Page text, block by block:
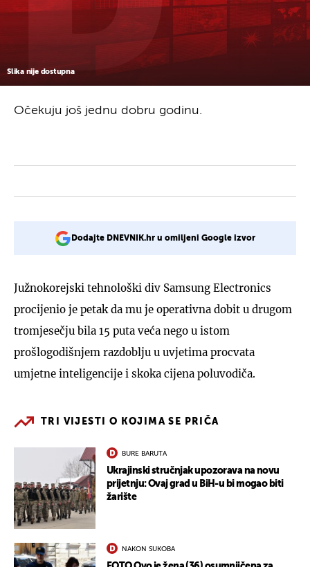
Slika nije dostupna
Očekuju još jednu dobru godinu.
Dodajte DNEVNIK.hr u omiljeni Google izvor
Južnokorejski tehnološki div Samsung Electronics
procijenio je petak da mu je operativna dobit u drugom
tromjesečju bila 15 puta veća nego u istom
prošlogodišnjem razdoblju u uvjetima procvata
umjetne inteligencije i skoka cijena poluvodiča.
TRI VIJESTI O KOJIMA SE PRIČA
BURE BARUTA
Ukrajinski stručnjak upozorava na novu
prijetnju: Ovaj grad u BiH-u bi mogao biti
žarište
NAKON SUKOBA